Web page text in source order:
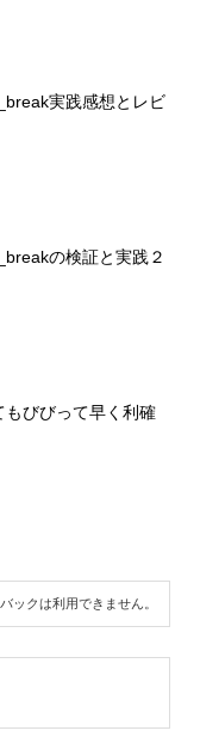
実践感想とレビ
の検証と実践２
もびびって早く利確
ックは利用できません。